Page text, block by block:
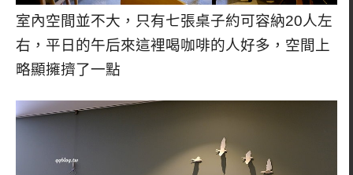
室內空間並不大，只有七張桌子約可容納20人左
右，平日的午后來這裡喝咖啡的人好多，空間上
略顯擁擠了一點